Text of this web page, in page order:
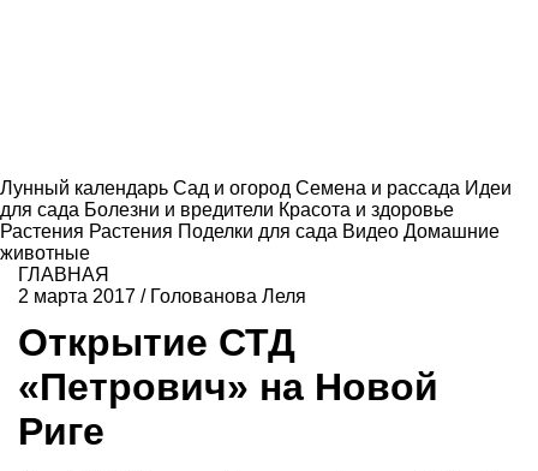
Лунный календарь Сад и огород Семена и рассада Идеи
для сада Болезни и вредители Красота и здоровье
Растения Растения Поделки для сада Видео Домашние
животные
ГЛАВНАЯ
2 марта 2017 / Голованова Леля
Открытие СТД
«Петрович» на Новой
Риге